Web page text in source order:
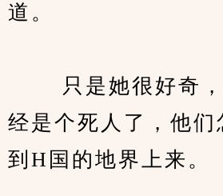
道。
只是她很好奇，
经是个死人了，他们
到H国的地界上来。